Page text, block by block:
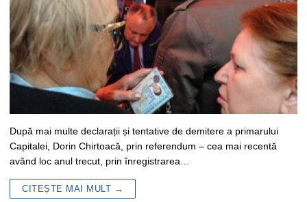
După mai multe declarații și tentative de demitere a primarului
Capitalei, Dorin Chirtoacă, prin referendum – cea mai recentă
având loc anul trecut, prin înregistrarea…
CITEȘTE MAI MULT →